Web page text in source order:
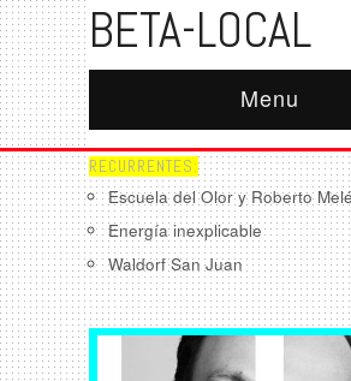
BETA-LOCAL
Menu
RECURRENTES:
Escuela del Olor y Roberto
Energía inexplicable
Waldorf San Juan